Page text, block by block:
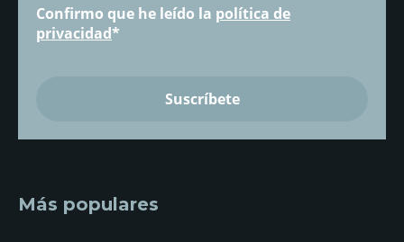
Confirmo que he leído la política de
privacidad*
Más populares